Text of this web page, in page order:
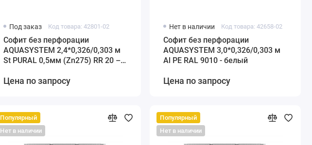
Под заказ Код товара: 42801-02
Софит без перфорации
AQUASYSTEM 2,4*0,326/0,303 м
St PURAL 0,5мм (Zn275) RR 20 –
Цена по запросу
Нет в наличии Код товара: 42658-02
Софит без перфорации
AQUASYSTEM 3,0*0,326/0,303 м
Al PE RAL 9010 - белый
Цена по запросу
Популярный
Нет в наличии
Популярный
Нет в наличии